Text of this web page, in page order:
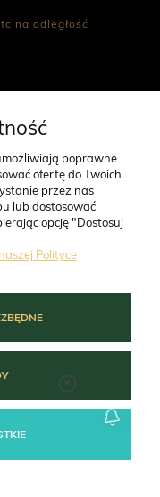
na odległość
poprawne
ofertę do Twoich
przez nas
lub dostosować
opcję "Dostosuj
Polityce